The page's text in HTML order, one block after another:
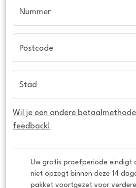
Nummer
Postcode
Stad
Wil je een andere
feedback!
Uw gratis proefperiode eindigt
niet opzegt binnen deze 14
pakket voortgezet voor